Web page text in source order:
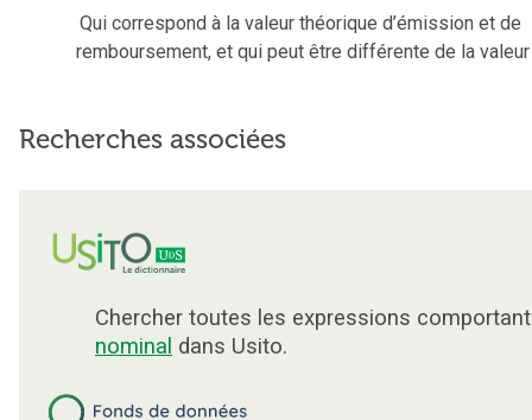
Qui correspond à la valeur théorique d’émission et de
remboursement, et qui peut être différente de la
Recherches associées
Chercher toutes les expressions
nominal dans Usito.